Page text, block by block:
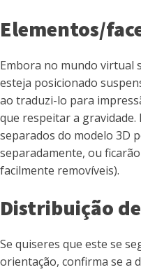
Elementos/
Embora no mundo virtual
esteja posicionado
ao traduzi-lo para
que respeitar a
separados do modelo 3D
separadamente, ou
facilmente removíveis).
Distribuição
Se quiseres que este se
orientação, confirma se a